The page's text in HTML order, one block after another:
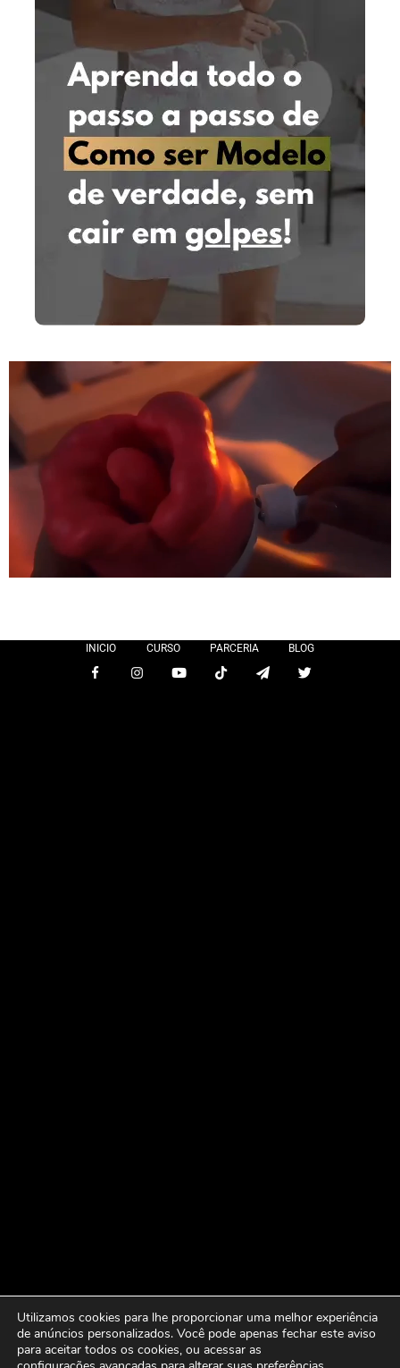
INICIO CURSO PARCERIA BLOG
Utilizamos cookies para lhe proporcionar uma melhor experiência
de anúncios personalizados. Você pode apenas fechar este aviso
para aceitar todos os cookies, ou acessar as